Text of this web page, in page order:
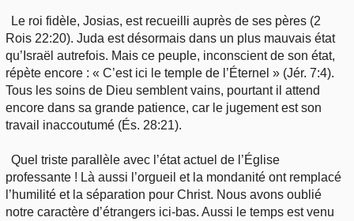
Le roi fidèle, Josias, est recueilli auprès de ses pères (2
Rois 22:20). Juda est désormais dans un plus mauvais état
qu’Israël autrefois. Mais ce peuple, inconscient de son état,
répète encore : « C’est ici le temple de l’Éternel » (Jér. 7:4).
Tous les soins de Dieu semblent vains, pourtant il attend
encore dans sa grande patience, car le jugement est son
travail inaccoutumé (És. 28:21).
Quel triste parallèle avec l’état actuel de l’Église
professante ! Là aussi l’orgueil et la mondanité ont remplacé
l’humilité et la séparation pour Christ. Nous avons oublié
notre caractère d’étrangers ici-bas. Aussi le temps est venu